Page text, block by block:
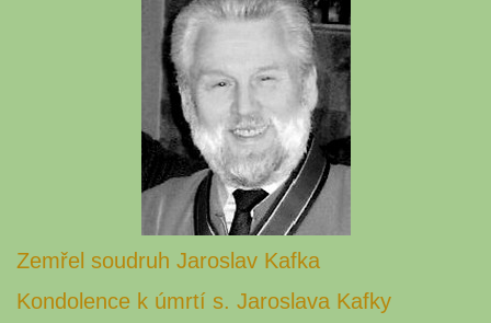
Zemřel soudruh Jaroslav Kafka
Kondolence k úmrtí s. Jaroslava Kafky